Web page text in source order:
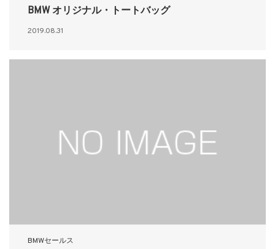
BMW オリジナル・トートバッグ
2019.08.31
BMWセールス